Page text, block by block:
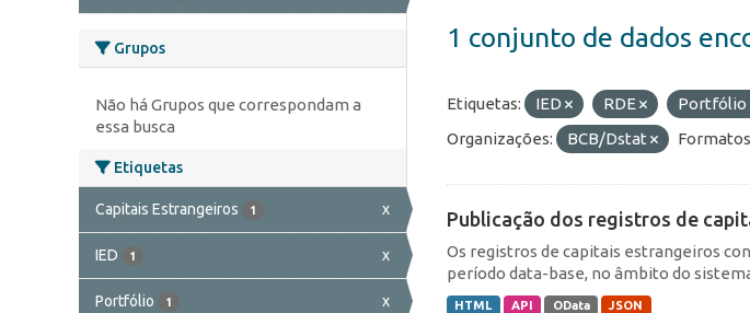
Grupos
Não há Grupos que correspondam a
essa busca
Etiquetas
Capitais Estrangeiros 1 x
IED 1 x
Portfólio 1 x
1 conjunto de dados
Etiquetas: IED RDE Portfólio
Organizações:
BCB/Dstat
Publicação dos registros de
Os registros de capitais estrangeiros
período data-base, no âmbito do
HTML API OData JSON